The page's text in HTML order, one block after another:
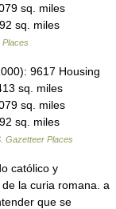
sq. miles
sq. miles
Places
9617 Housing
sq. miles
sq. miles
sq. miles
Gazetteer Places
católico y
la curia romana. a
que se